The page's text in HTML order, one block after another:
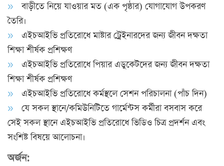
বাড়ীতে নিয়ে যাওয়ার মত (এক পৃষ্ঠার) যোগাযোগ উপকরণ
তৈরি।
এইচআইভি প্রতিরোধে মাষ্টার ট্রেইনারদের জন্য জীবন দক্ষতা
শিক্ষা শীর্ষক প্রশিক্ষণ
এইচআইভি প্রতিরোধে পিয়ার এডুকেটদের জন্য জীবন দক্ষতা
শিক্ষা শীর্ষক প্রশিক্ষণ
এইচআইভি প্রতিরোধে কর্মস্থলে সেশন পরিচালনা (পাঁচ দিন)
যে সকল স্থানে/কমিউনিটিতে গার্মেন্টস কর্মীরা বসবাস করে
সেই সকল স্থানে এইচআইভি প্রতিরোধে ভিডিও চিত্র প্রদর্শন এবং
সংশি­ষ্ট বিষয়ে আলোচনা।
অর্জন: